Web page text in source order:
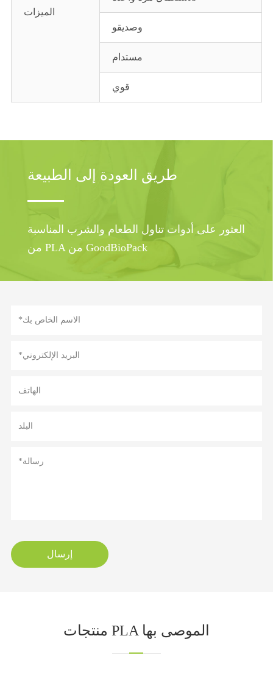
الميزات
وصديقو
مستدام
قوي
طريق العودة إلى الطبيعة
العثور على أدوات تناول الطعام والشرب المناسبة
من PLA من GoodBioPack
إرسال
منتجات PLA الموصى بها